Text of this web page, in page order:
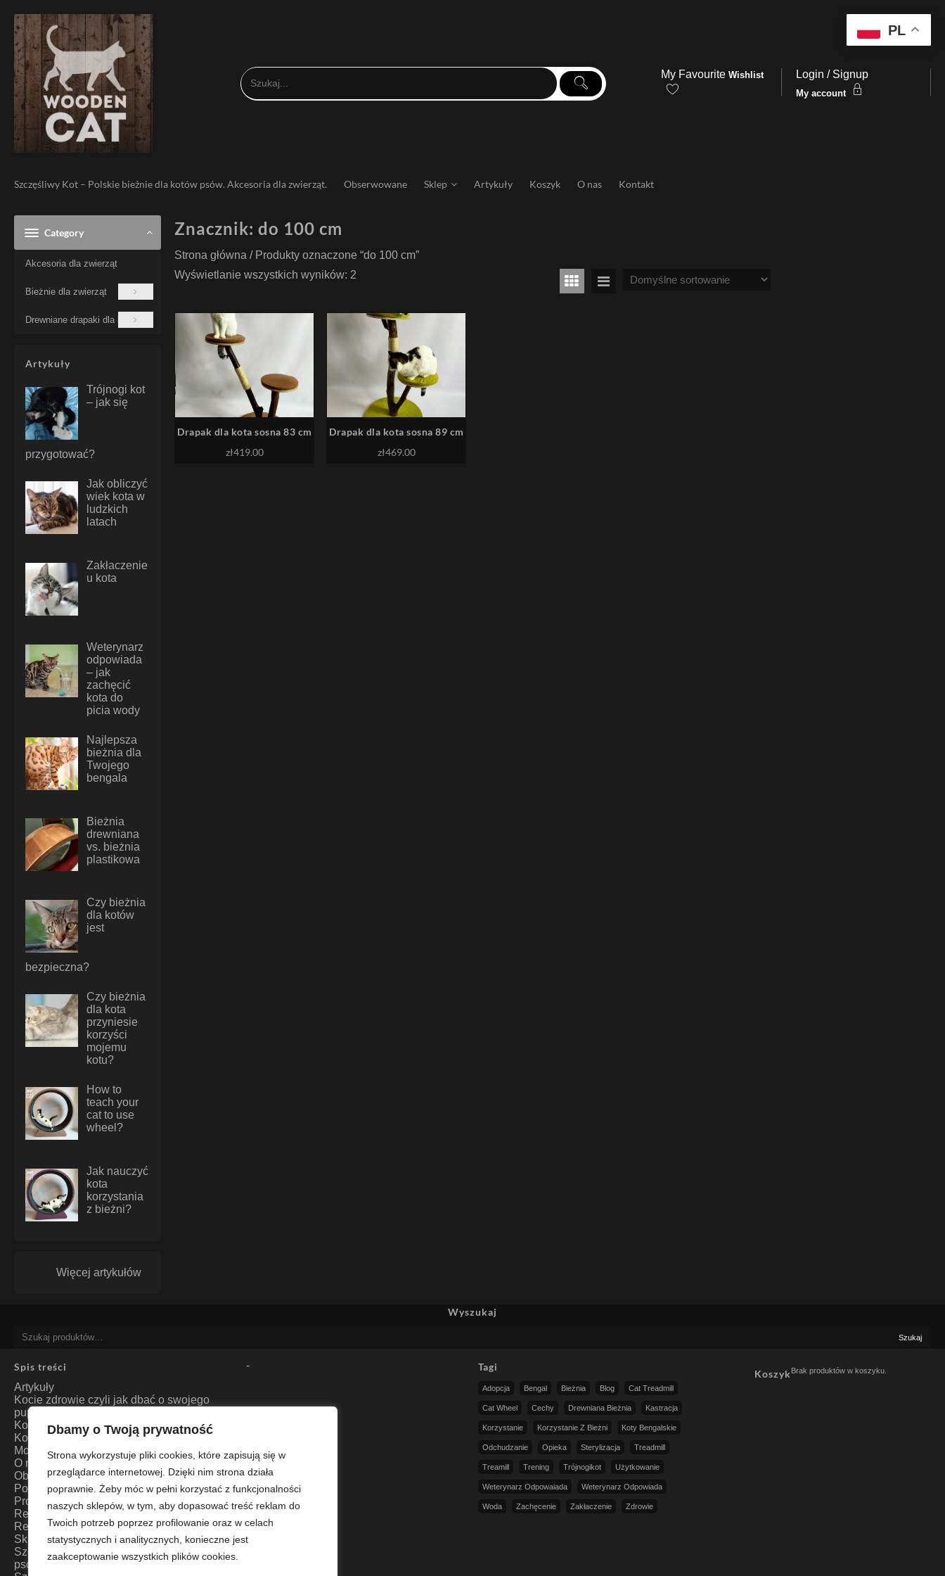
Dbamy o Twoją prywatność
Strona wykorzystuje pliki cookies, które zapisują się w
przeglądarce internetowej. Dzięki nim strona działa
poprawnie. Żeby móc w pełni korzystać z funkcjonalności
naszych sklepów, w tym, aby dopasować treść reklam do
Twoich potrzeb poprzez profilowanie oraz w celach
statystycznych i analitycznych, konieczne jest
zaakceptowanie wszystkich plików cookies.
content
My Favourite Wishlist Login / Signup
My account
Szczęśliwy Kot – Polskie bieżnie dla kotów psów. Akcesoria dla zwierząt. Obserwowane Sklep Artykuły Koszyk O nas Kontakt
Category
Akcesoria dla zwierząt
Bieżnie dla zwierząt
Drewniane drapaki dla kotów
Artykuły
Trójnogi kot
– jak się
przygotować?
Jak obliczyć
wiek kota w
ludzkich
latach
Zakłaczenie
u kota
Weterynarz
odpowiada
– jak
zachęcić
kota do
picia wody
Najlepsza
bieżnia dla
Twojego
bengala
Bieżnia
drewniana
vs. bieżnia
plastikowa
Czy bieżnia
dla kotów
jest
bezpieczna?
Czy bieżnia
dla kota
przyniesie
korzyści
mojemu
kotu?
How to
teach your
cat to use
wheel?
Jak nauczyć
kota
korzystania
z bieżni?
Więcej artykułów
Znacznik:do 100 cm
Strona główna / Produkty oznaczone “do 100 cm”
Wyświetlanie wszystkich wyników: 2
Drapak dla kota sosna 83 cm
zł419.00
Drapak dla kota sosna 89 cm
zł469.00
Wyszukaj
Szukaj:
Szukaj
Spis treści
Artykuły
Kocie zdrowie czyli jak dbać o swojego
pupila? Artykuły weterynaryjne
Kontakt
Koszyk
Moje konto
O nas
Obserwowane
Polityka prywatności
Product Compare
Regulamin Sklepu l Regulamin Strony l
Regulamin Gwarancji
Sklep
Szczęśliwy Kot – Polskie bieżnie dla kotów
psów. Akcesoria dla zwierząt.
- Tagi
Adopcja Bengal Bieżnia Blog Cat Treadmill
Cat Wheel Cechy Drewniana Bieżnia Kastracja
Korzystanie Korzystanie Z Bieżni Koty Bengalskie
Odchudzanie Opieka Sterylizacja Treadmill
Treamill Trening Trójnogikot Użytkowanie
Weterynarz Odpowaiada Weterynarz Odpowiada
Woda Zachęcenie Zakłaczenie Zdrowie
Koszyk Brak produktów w koszyku.
PL